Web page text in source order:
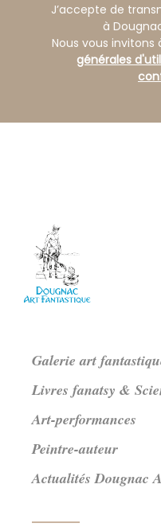
J’accepte de
à
Nous vous invitons
générales
Galerie art
Livres fanatsy &
Art-performances
Peintre-auteur
Actualités Dougnac